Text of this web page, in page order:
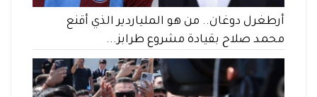
أرطغرل دوغان.. من هو الملياردير الذي أقنع
محمد صلاح بقيادة مشروع طرابز...